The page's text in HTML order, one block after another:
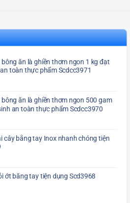
ăn là ghiền thơm ngon 1 kg đạt
toàn thực phẩm Scdcc3971
bông ăn là ghiền thơm ngon 500 gam
an toàn thực phẩm Scdcc3970
cây bằng tay Inox nhanh chóng tiện
ớt bằng tay tiện dụng Scd3968